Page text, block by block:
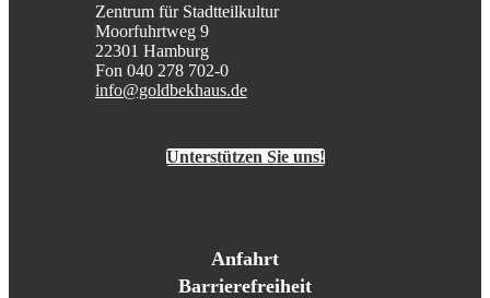
Zentrum für Stadtteilkultur
Moorfuhrtweg 9
22301 Hamburg
Fon 040 278 702-0
info@goldbekhaus.de
Unterstützen Sie uns!
Anfahrt
Barrierefreiheit